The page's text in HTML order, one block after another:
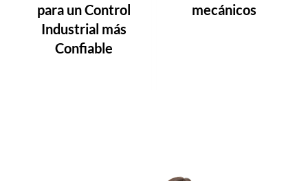
para un Control
Industrial más
Confiable
mecánicos